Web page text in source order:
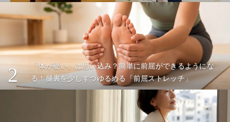
2
「体が硬い」は思い込み？簡単に前屈ができるようにな
る！腿裏を少しずつゆるめる「前屈ストレッチ」